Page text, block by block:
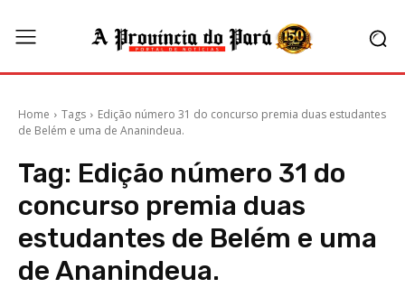
Home Tags
Edição número 31 do concurso premia duas estudantes
de Belém e uma de Ananindeua.
Tag: Edição número 31 do
concurso premia duas
estudantes de Belém e uma
de Ananindeua.